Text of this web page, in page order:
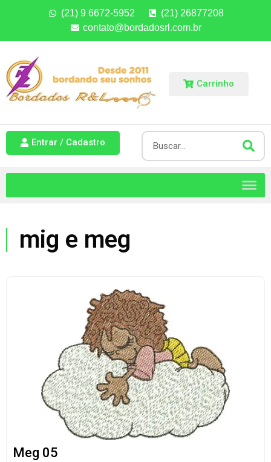
(21) 9 6672-5952
(21) 26877208
contato@bordadosrl.com.br
Carrinho
Entrar / Cadastro
mig e meg
Meg 05